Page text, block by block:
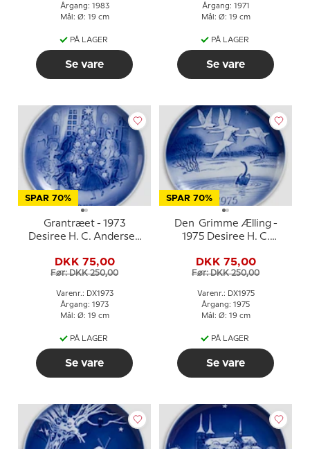
Årgang: 1983
Mål: Ø: 19 cm
PÅ LAGER
Se vare
Årgang: 1971
Mål: Ø: 19 cm
PÅ LAGER
Se vare
SPAR 70%
Grantræet - 1973
Desiree H. C. Andersen
DKK 75,00
Før: DKK 250,00
Varenr.: DX1973
Årgang: 1973
Mål: Ø: 19 cm
PÅ LAGER
Se vare
SPAR 70%
Den Grimme Ælling -
1975 Desiree H. C.
DKK 75,00
Før: DKK 250,00
Varenr.: DX1975
Årgang: 1975
Mål: Ø: 19 cm
PÅ LAGER
Se vare